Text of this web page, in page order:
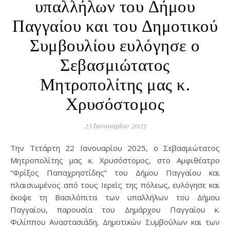
υπαλλήλων του Δήμου
Παγγαίου και του Δημοτικού
Συμβουλίου ευλόγησε ο
Σεβασμιώτατος
Μητροπολίτης μας κ.
Χρυσόστομος
23 Ιανουαρίου 2025
Την Τετάρτη 22 Ιανουαρίου 2025, ο Σεβασμιώτατος
Μητροπολίτης μας κ. Χρυσόστομος, στο Αμφιθέατρο
“Φρίξος Παπαχρηστίδης” του Δήμου Παγγαίου και
πλαισιωμένος από τους Ιερείς της πόλεως, ευλόγησε και
έκοψε τη Βασιλόπιτα των υπαλλήλων του Δήμου
Παγγαίου, παρουσία του Δημάρχου Παγγαίου κ.
Φιλίππου Αναστασιάδη, Δημοτικών Συμβούλων και των